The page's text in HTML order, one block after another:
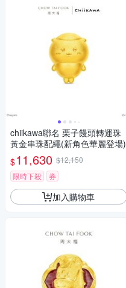
chiikawa聯名 栗子饅頭轉運珠
黃金串珠配繩(新角色華麗登場)
$11,630 $12,150
限時下殺
券
加入購物車